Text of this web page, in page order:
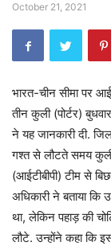
October 21, 2021
भारत-चीन सीमा पर
तीन कुली (पोर्टर)
ने यह जानकारी दी.
गश्त से लौटते समय
(आईटीबीपी) टीम से
अधिकारी ने बताया कि
था, लेकिन पहाड़ की
लौटे. उन्होंने कहा कि